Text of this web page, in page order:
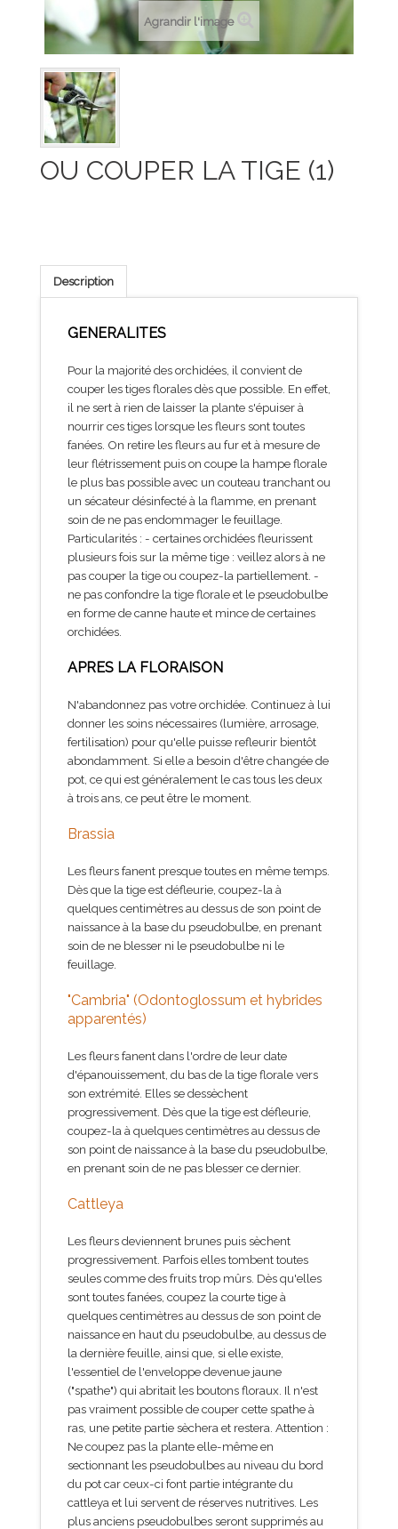
Agrandir l'image
OU COUPER LA TIGE (1)
Description
GENERALITES
Pour la majorité des orchidées, il convient de
couper les tiges florales dès que possible. En effet,
il ne sert à rien de laisser la plante s'épuiser à
nourrir ces tiges lorsque les fleurs sont toutes
fanées. On retire les fleurs au fur et à mesure de
leur flétrissement puis on coupe la hampe florale
le plus bas possible avec un couteau tranchant ou
un sécateur désinfecté à la flamme, en prenant
soin de ne pas endommager le feuillage.
Particularités : - certaines orchidées fleurissent
plusieurs fois sur la même tige : veillez alors à ne
pas couper la tige ou coupez-la partiellement. -
ne pas confondre la tige florale et le pseudobulbe
en forme de canne haute et mince de certaines
orchidées.
APRES LA FLORAISON
N'abandonnez pas votre orchidée. Continuez à lui
donner les soins nécessaires (lumière, arrosage,
fertilisation) pour qu'elle puisse refleurir bientôt
abondamment. Si elle a besoin d'être changée de
pot, ce qui est généralement le cas tous les deux
à trois ans, ce peut être le moment.
Brassia
Les fleurs fanent presque toutes en même temps.
Dès que la tige est défleurie, coupez-la à
quelques centimètres au dessus de son point de
naissance à la base du pseudobulbe, en prenant
soin de ne blesser ni le pseudobulbe ni le
feuillage.
"Cambria" (Odontoglossum et hybrides
apparentés)
Les fleurs fanent dans l'ordre de leur date
d'épanouissement, du bas de la tige florale vers
son extrémité. Elles se dessèchent
progressivement. Dès que la tige est défleurie,
coupez-la à quelques centimètres au dessus de
son point de naissance à la base du pseudobulbe,
en prenant soin de ne pas blesser ce dernier.
Cattleya
Les fleurs deviennent brunes puis sèchent
progressivement. Parfois elles tombent toutes
seules comme des fruits trop mûrs. Dès qu'elles
sont toutes fanées, coupez la courte tige à
quelques centimètres au dessus de son point de
naissance en haut du pseudobulbe, au dessus de
la dernière feuille, ainsi que, si elle existe,
l'essentiel de l'enveloppe devenue jaune
("spathe") qui abritait les boutons floraux. Il n'est
pas vraiment possible de couper cette spathe à
ras, une petite partie sèchera et restera. Attention :
Ne coupez pas la plante elle-même en
sectionnant les pseudobulbes au niveau du bord
du pot car ceux-ci font partie intégrante du
cattleya et lui servent de réserves nutritives. Les
plus anciens pseudobulbes seront supprimés au